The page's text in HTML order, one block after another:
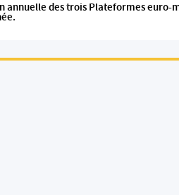
annuelle des trois Plateformes euro-